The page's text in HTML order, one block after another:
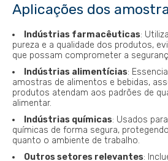
Aplicações dos
Indústrias farmacêuticas:
pureza e a qualidade dos produtos,
que possam comprometer a
Indústrias alimentícias:
amostras de alimentos e bebidas,
produtos atendam aos padrões de
alimentar.
Indústrias químicas: Usados
químicas de forma segura,
quanto o ambiente de trabalho.
Outros setores relevantes: